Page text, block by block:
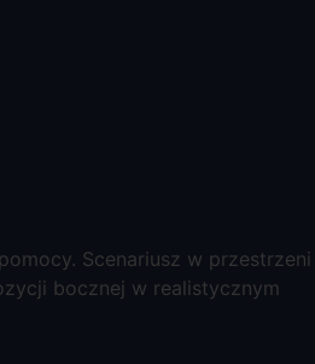
Scenariusz w przestrzeni
bocznej w realistycznym